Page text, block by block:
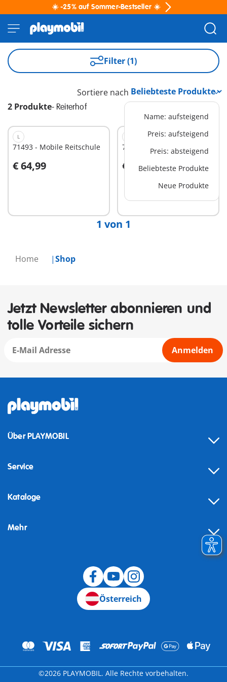
☀️ -25% auf Sommer-Bestseller ☀️
Home Shop
Filter (1)
2 Produkte- Reiterhof
Sortiere nach
Name: aufsteigend
Preis: aufsteigend
Preis: absteigend
Beliebteste Produkte
Neue Produkte
L
71493 - Mobile Reitschule
€ 64,99
71351 - Waterfall Ranch
€ 139,99
verfügbar
1 von 1
Jetzt Newsletter abonnieren und
tolle Vorteile sichern
Anmelden
Über PLAYMOBIL
Service
Kataloge
Mehr
Österreich
©2026 PLAYMOBIL. Alle Rechte vorbehalten.